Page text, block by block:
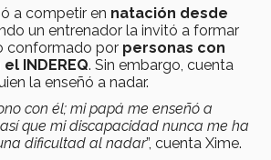
a competir en natación desde
un entrenador la invitó a formar
conformado por personas con
INDEREQ. Sin embargo, cuenta
la enseñó a nadar.
con él; mi papá me enseñó a
que mi discapacidad nunca me ha
dificultad al nadar”, cuenta Xime.